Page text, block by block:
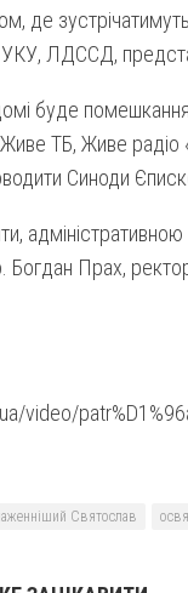
де
УКУ, ЛДССД,
буде помешкання
Живе ТБ, Живе
Синоди
Богдан Прах,
video/
Святослав